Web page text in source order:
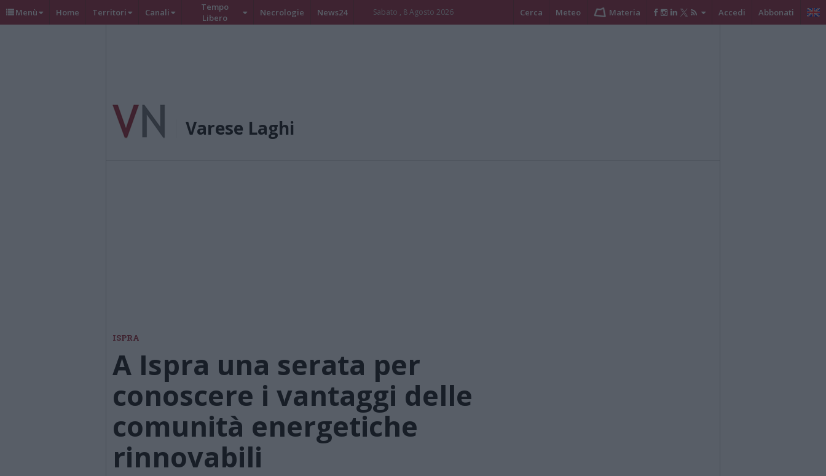
Menù Home Territori Canali
Tempo
Libero
Necrologie News24 Sabato , 8 Agosto 2026 Cerca Meteo Materia Accedi Abbonati
Varese Laghi
ISPRA
A Ispra una serata per
conoscere i vantaggi delle
comunità energetiche
rinnovabili